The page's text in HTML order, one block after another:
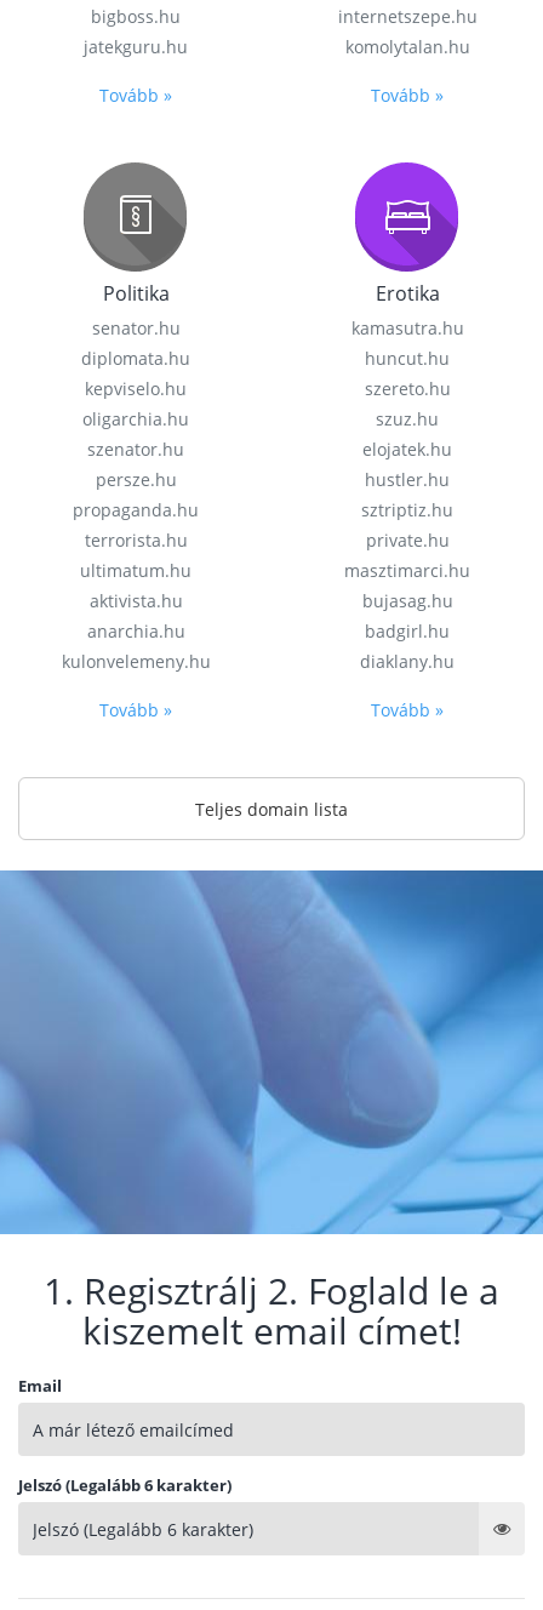
bigboss.hu
jatekguru.hu
Tovább »
internetszepe.hu
komolytalan.hu
Tovább »
Politika
senator.hu
diplomata.hu
kepviselo.hu
oligarchia.hu
szenator.hu
persze.hu
propaganda.hu
terrorista.hu
ultimatum.hu
aktivista.hu
anarchia.hu
kulonvelemeny.hu
Tovább »
Erotika
kamasutra.hu
huncut.hu
szereto.hu
szuz.hu
elojatek.hu
hustler.hu
sztriptiz.hu
private.hu
masztimarci.hu
bujasag.hu
badgirl.hu
diaklany.hu
Tovább »
Teljes domain lista
1. Regisztrálj 2. Foglald le a
kiszemelt email címet!
Email
Jelszó (Legalább 6 karakter)